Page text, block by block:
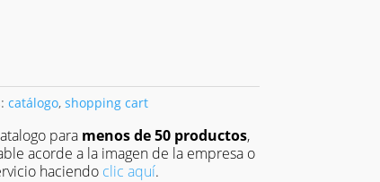
catálogo,shopping cart
para menos de 50 productos,
acorde a la imagen de la empresa o
haciendo clic aquí.